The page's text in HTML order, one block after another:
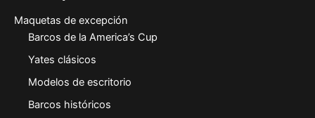
Maquetas de excepción
Barcos de la America’s Cup
Yates clásicos
Modelos de escritorio
Barcos históricos